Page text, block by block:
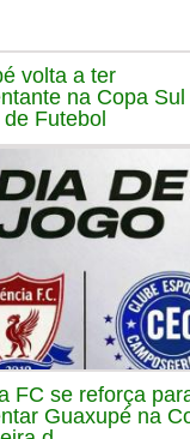
volta a ter
na Copa Sul
Futebol
FC se reforça
Guaxupé na